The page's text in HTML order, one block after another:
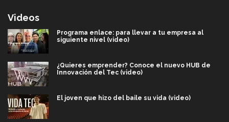
Videos
Programa enlace: para llevar a tu empresa al
siguiente nivel (video)
¿Quieres emprender? Conoce el nuevo HUB de
Innovación del Tec (video)
El joven que hizo del baile su vida (video)